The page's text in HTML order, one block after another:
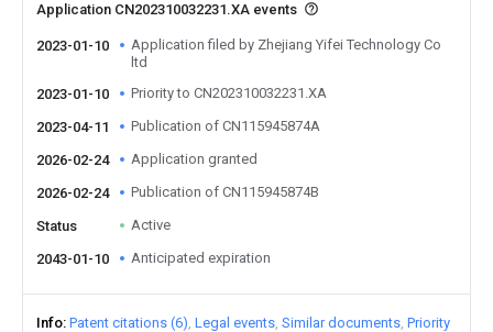
Application CN202310032231.XA events
2023-01-10
Application filed by Zhejiang Yifei Technology Co
ltd
2023-01-10
Priority to CN202310032231.XA
2023-04-11 Publication of CN115945874A
2026-02-24 Application granted
2026-02-24 Publication of CN115945874B
Status Active
2043-01-10 Anticipated expiration
Info Patent citations (6) Legal events Similar documents Priority